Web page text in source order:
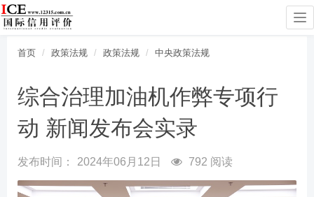
首页 政策法规 政策法规 中央政策法规
综合治理加油机作弊专项行
动 新闻发布会实录
发布时间： 2024年06月12日 792 阅读